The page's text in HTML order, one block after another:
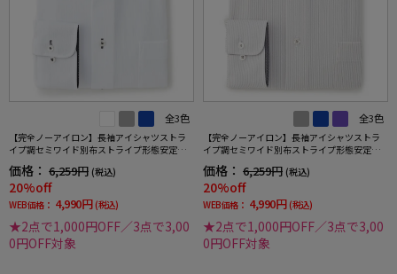
全3色
【完全ノーアイロン】長袖アイシャツストラ
イプ調セミワイド別布ストライプ形態安定ス
価格： 6,259円 (税込)
20%off
WEB価格： 4,990円 (税込)
★2点で1,000円OFF／3点で3,00
0円OFF対象
全3色
【完全ノーアイロン】長袖アイシャツストラ
イプ調セミワイド別布ストライプ形態安定ス
価格： 6,259円 (税込)
20%off
WEB価格： 4,990円 (税込)
★2点で1,000円OFF／3点で3,00
0円OFF対象